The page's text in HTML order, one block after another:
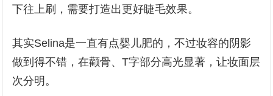
下往上刷，需要打造出更好睫毛效果。
其实Selina是一直有点婴儿肥的，不过妆容的阴影
做到得不错，在颧骨、T字部分高光显著，让妆面层
次分明。